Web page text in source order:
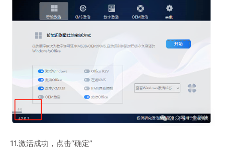
11.激活成功，点击“确定”